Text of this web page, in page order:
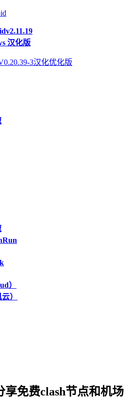
汉化版
3汉化优化版
）
）
享免费clash节点和机场